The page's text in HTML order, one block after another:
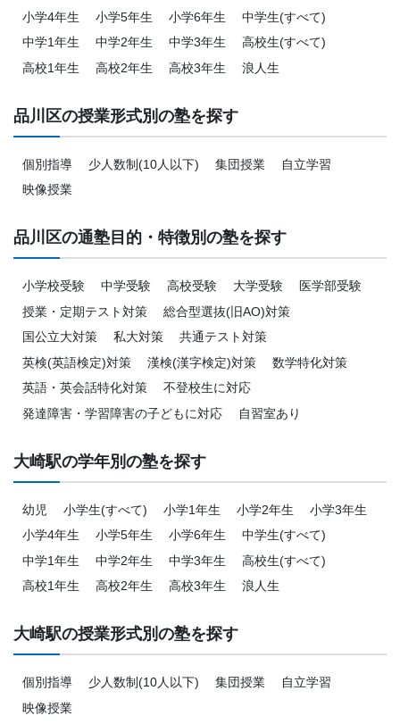
小学4年生
小学5年生 小学6年生
中学生(すべて)
中学1年生
中学2年生 中学3年生
高校生(すべて)
高校1年生
高校2年生 高校3年生 浪人生
品川区の授業形式別の塾を探す
個別指導 少人数制(10人以下) 集団授業
自立学習
映像授業
品川区の通塾目的・特徴別の塾を探す
小学校受験 中学受験 高校受験 大学受験
医学部受験
授業・定期テスト対策
総合型選抜(旧AO)対策
国公立大対策
私大対策
共通テスト対策
英検(英語検定)対策
漢検(漢字検定)対策
数学特化対策
英語・英会話特化対策
不登校生に対応
発達障害・学習障害の子どもに対応
自習室あり
大崎駅の学年別の塾を探す
幼児 小学生(すべて) 小学1年生 小学2年生
小学3年生
小学4年生
小学5年生 小学6年生
中学生(すべて)
中学1年生
中学2年生 中学3年生
高校生(すべて)
高校1年生
高校2年生 高校3年生 浪人生
大崎駅の授業形式別の塾を探す
個別指導 少人数制(10人以下) 集団授業
自立学習
映像授業